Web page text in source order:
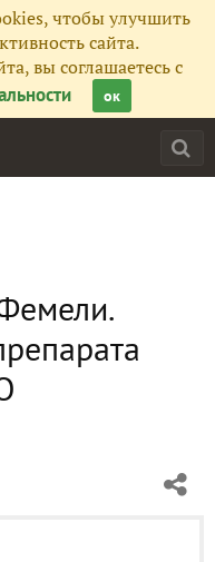
чтобы улучшить
сайта.
вы соглашаетесь с
ок